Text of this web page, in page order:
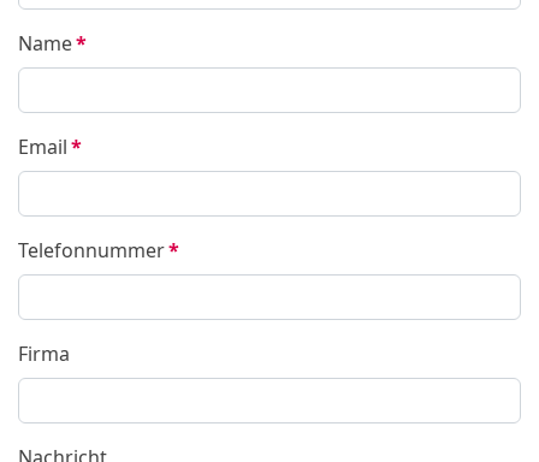
Name*
Email*
Telefonnummer*
Firma